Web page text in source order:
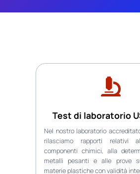
Test di laboratorio
Nel nostro laboratorio
rilasciamo rapporti relativi
componenti chimici, alla
metalli pesanti e alle prove
materie plastiche con validità